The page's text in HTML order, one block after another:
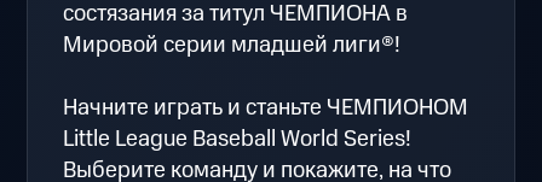
состязания за титул ЧЕМПИОНА в
Мировой серии младшей лиги®!
Начните играть и станьте ЧЕМПИОНОМ
Little League Baseball World Series!
Выберите команду и покажите, на что